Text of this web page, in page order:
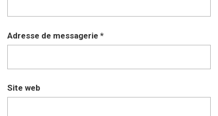
Adresse de messagerie *
Site web